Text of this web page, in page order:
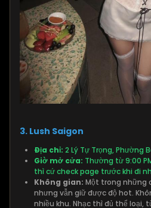
3. Lush Saigon
Địa chỉ: 2 Lý Tự Trọng, Phường
Giờ mở cửa: Thường từ 9:00
thì cứ check page trước khi đi
Không gian: Một trong những
nhưng vẫn giữ được độ hot.
nhiều khu. Nhạc thì đủ thể loại,